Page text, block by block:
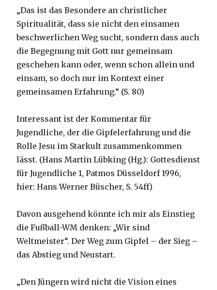
„Das ist das Besondere an christlicher
Spiritualität, dass sie nicht den einsamen
beschwerlichen Weg sucht, sondern dass auch
die Begegnung mit Gott nur gemeinsam
geschehen kann oder, wenn schon allein und
einsam, so doch nur im Kontext einer
gemeinsamen Erfahrung.“ (S. 80)
Interessant ist der Kommentar für
Jugendliche, der die Gipfelerfahrung und die
Rolle Jesu im Starkult zusammenkommen
lässt. (Hans Martin Lübking (Hg.): Gottesdienst
für Jugendliche 1, Patmos Düsseldorf 1996,
hier: Hans Werner Büscher, S. 54ff)
Davon ausgehend könnte ich mir als Einstieg
die Fußball-WM denken: „Wir sind
Weltmeister“. Der Weg zum Gipfel – der Sieg –
das Abstieg und Neustart.
„Den Jüngern wird nicht die Vision eines